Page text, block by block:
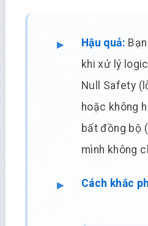
Hậu quả:
khi xử lý
Null Safety
hoặc không
bất đồng bộ
mình không
Cách khắc